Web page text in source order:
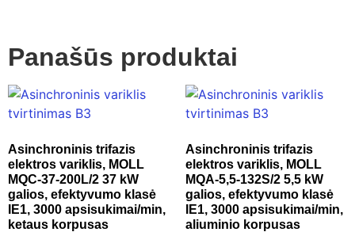
Panašūs produktai
Asinchroninis trifazis
elektros variklis, MOLL
MQC-37-200L/2 37 kW
galios, efektyvumo klasė
IE1, 3000 apsisukimai/min,
ketaus korpusas
Asinchroninis trifazis
elektros variklis, MOLL
MQA-5,5-132S/2 5,5 kW
galios, efektyvumo klasė
IE1, 3000 apsisukimai/min,
aliuminio korpusas